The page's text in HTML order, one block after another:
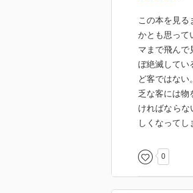
この本を見
かとも思って
マまで飛んで
ぼ絶滅してい
ど客ではな
乏な客には物
ければなら
しくなって
0